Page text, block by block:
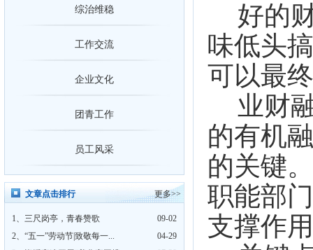
综治维稳
工作交流
企业文化
团青工作
员工风采
文章点击排行 更多>>
09-02
1、 三尺岗亭，青春赞歌
04-29
2、 “五一”劳动节|致敬每一...
好的
味低头
可以最
业财
的有机
的关键
职能部
支撑作